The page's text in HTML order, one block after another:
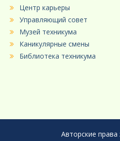
Центр карьеры
Управляющий совет
Музей техникума
Каникулярные смены
Библиотека техникума
Авторские